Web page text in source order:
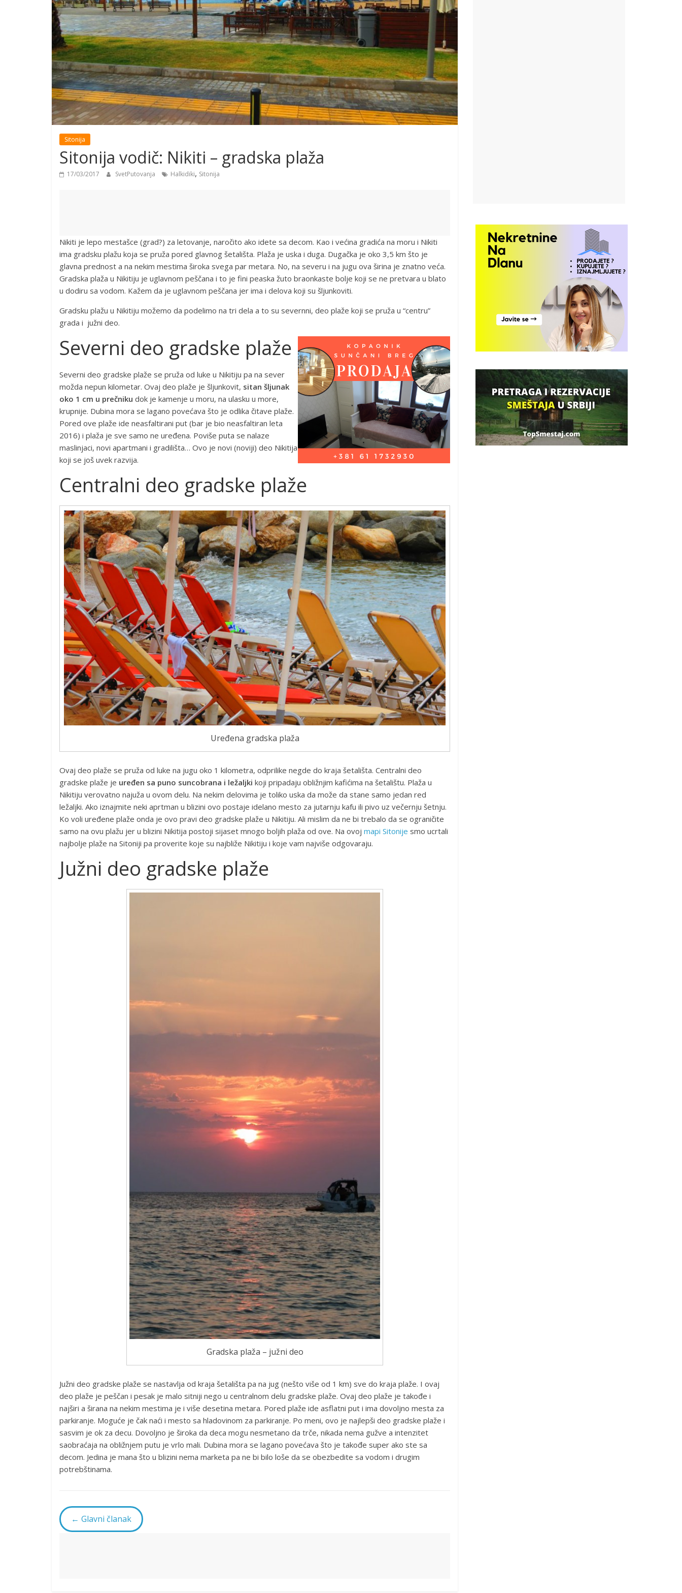
Sitonija
Sitonija vodič: Nikiti – gradska plaža
17/03/2017 SvetPutovanja Halkidiki, Sitonija
Nikiti je lepo mestašce (grad?) za letovanje, naročito ako idete sa decom. Kao i većina gradića na moru i Nikiti
ima gradsku plažu koja se pruža pored glavnog šetališta. Plaža je uska i duga. Dugačka je oko 3,5 km što je
glavna prednost a na nekim mestima široka svega par metara. No, na severu i na jugu ova širina je znatno veća.
Gradska plaža u Nikitiju je uglavnom peščana i to je fini peaska žuto braonkaste bolje koji se ne pretvara u blato
u dodiru sa vodom. Kažem da je uglavnom peščana jer ima i delova koji su šljunkoviti.
Gradsku plažu u Nikitiju možemo da podelimo na tri dela a to su severnni, deo plaže koji se pruža u “centru”
grada i južni deo.
Severni deo gradske plaže
Severni deo gradske plaže se pruža od luke u Nikitiju pa na sever
možda nepun kilometar. Ovaj deo plaže je šljunkovit, sitan šljunak
oko 1 cm u prečniku dok je kamenje u moru, na ulasku u more,
krupnije. Dubina mora se lagano povećava što je odlika čitave plaže.
Pored ove plaže ide neasfaltirani put (bar je bio neasfaltiran leta
2016) i plaža je sve samo ne uređena. Poviše puta se nalaze
maslinjaci, novi apartmani i gradilišta… Ovo je novi (noviji) deo Nikitija
koji se još uvek razvija.
Centralni deo gradske plaže
Uređena gradska plaža
Ovaj deo plaže se pruža od luke na jugu oko 1 kilometra, odprilike negde do kraja šetališta. Centralni deo
gradske plaže je uređen sa puno suncobrana i ležaljki koji pripadaju obližnjim kafićima na šetalištu. Plaža u
Nikitiju verovatno najuža u ovom delu. Na nekim delovima je toliko uska da može da stane samo jedan red
ležaljki. Ako iznajmite neki aprtman u blizini ovo postaje idelano mesto za jutarnju kafu ili pivo uz večernju šetnju.
Ko voli uređene plaže onda je ovo pravi deo gradske plaže u Nikitiju. Ali mislim da ne bi trebalo da se ograničite
samo na ovu plažu jer u blizini Nikitija postoji sijaset mnogo boljih plaža od ove. Na ovoj mapi Sitonije smo ucrtali
najbolje plaže na Sitoniji pa proverite koje su najbliže Nikitiju i koje vam najviše odgovaraju.
Južni deo gradske plaže
Gradska plaža – južni deo
Južni deo gradske plaže se nastavlja od kraja šetališta pa na jug (nešto više od 1 km) sve do kraja plaže. I ovaj
deo plaže je peščan i pesak je malo sitniji nego u centralnom delu gradske plaže. Ovaj deo plaže je takođe i
najširi a širana na nekim mestima je i više desetina metara. Pored plaže ide asflatni put i ima dovoljno mesta za
parkiranje. Moguće je čak naći i mesto sa hladovinom za parkiranje. Po meni, ovo je najlepši deo gradske plaže i
sasvim je ok za decu. Dovoljno je široka da deca mogu nesmetano da trče, nikada nema gužve a intenzitet
saobraćaja na obližnjem putu je vrlo mali. Dubina mora se lagano povećava što je takođe super ako ste sa
decom. Jedina je mana što u blizini nema marketa pa ne bi bilo loše da se obezbedite sa vodom i drugim
potrebštinama.
← Glavni članak